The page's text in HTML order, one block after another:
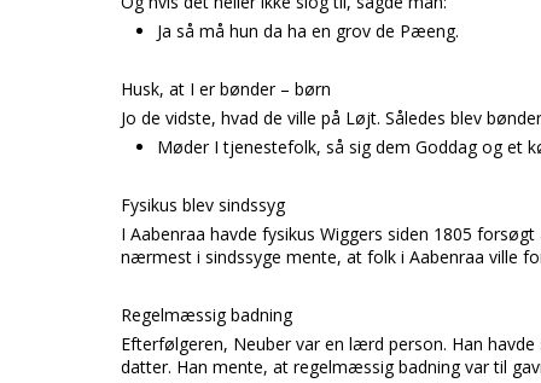
Ja så må hun da ha en grov de Pæeng.
Husk, at I er bønder – børn
Jo de vidste, hvad de ville på Løjt. Således blev
Møder I tjenestefolk, så sig dem Goddag og et
Fysikus blev sindssyg
I Aabenraa havde fysikus Wiggers siden 1805
nærmest i sindssyge mente, at folk i Aabenraa ville
Regelmæssig badning
Efterfølgeren, Neuber var en lærd person. Han
datter. Han mente, at regelmæssig badning var til